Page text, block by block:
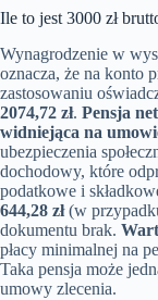
Ile to jest 3000 zł
Wynagrodzenie w
oznacza, że na konto
zastosowaniu
2074,72 zł. Pensja
widniejąca na
ubezpieczenia
dochodowy, które
podatkowe i
644,28 zł(w
dokumentu brak.
płacy minimalnej na
Taka pensja może
umowy zlecenia.